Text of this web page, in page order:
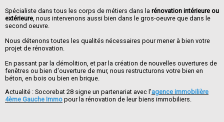
Spécialiste dans tous les corps de métiers dans la rénovation intérieure ou
extérieure , nous intervenons aussi bien dans le gros-oeuvre que dans le
second oeuvre.
Nous détenons toutes les qualités nécessaires pour mener à bien votre
projet de rénovation.
En passant par la démolition, et par la création de nouvelles ouvertures de
fenêtres ou bien d'ouverture de mur, nous restructurons votre bien en
béton, en bois ou bien en brique.
Actualité : Socorebat 28 signe un partenariat avec l'agence immobilière
4ème Gauche Immo pour la rénovation de leur biens immobiliers.